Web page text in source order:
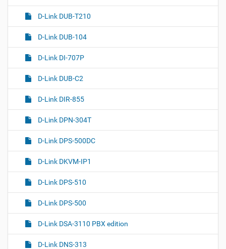
D-Link DUB-T210
D-Link DUB-104
D-Link DI-707P
D-Link DUB-C2
D-Link DIR-855
D-Link DPN-304T
D-Link DPS-500DC
D-Link DKVM-IP1
D-Link DPS-510
D-Link DPS-500
D-Link DSA-3110 PBX edition
D-Link DNS-313